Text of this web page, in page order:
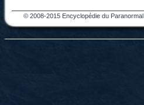
© 2008-2015 Encyclopédie du Paranormal